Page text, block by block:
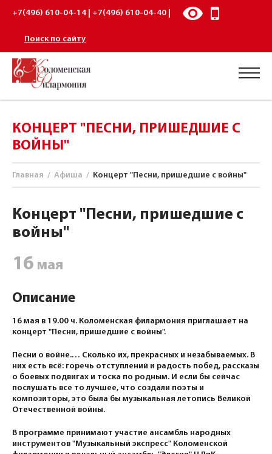
+7(496) 610-04-14 | +7(496) 610-04-40 |
Поиск по сайту
КОНЦЕРТ "ПЕСНИ, ПРИШЕДШИЕ С
ВОЙНЫ"
Главная / Афиша / Концерт "Песни, пришедшие с войны"
Концерт "Песни, пришедшие с
войны"
16 мая
Описание
16 мая в 19.00 ч. Коломенская филармония приглашает на
концерт "Песни, пришедшие с войны".
Песни о войне.… Сколько их, прекрасных и незабываемых. В
них есть всё: горечь отступлений и радость побед, рассказы
о боевых подвигах и тоска по родным. И если бы сейчас
послушать все то лучшее, что создали поэты и
композиторы, это была бы музыкальная летопись Великой
Отечественной войны.
В программе принимают участие ансамбль народных
инструментов "Музыкальный экспресс" Коломенской